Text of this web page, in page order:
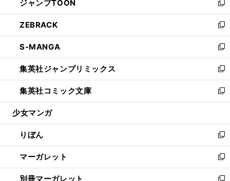
く
で
開
く
ド
ウ
で
開
く
ィ
ン
ド
ウ
で
開
く
い
ウ
ィ
ン
ド
ウ
で
開
く
ジャンプTOON
新
し
い
ウ
ィ
ン
ド
ウ
で
開
ZEBRACK
新
し
い
ウ
ィ
ン
ド
ウ
開
く
S-MANGA
新
し
い
ウ
ィ
ン
ウ
で
開
く
集英社ジャンプリミックス
新
し
い
ウ
ン
ド
ウ
で
開
く
集英社コミック文庫
新
し
ウ
ィ
ン
ド
ウ
で
少女マンガ
りぼん
新
し
い
ウ
マーガレット
新
し
別冊マーガレット